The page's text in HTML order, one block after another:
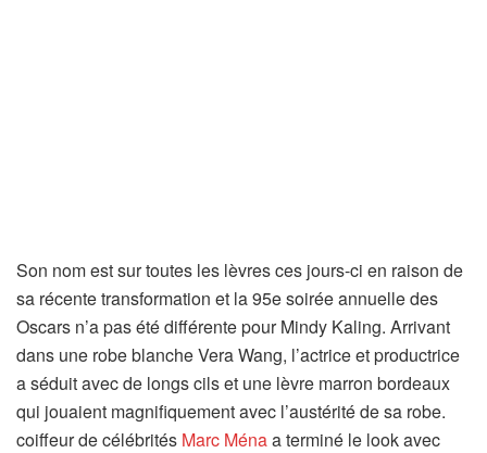
Son nom est sur toutes les lèvres ces jours-ci en raison de
sa récente transformation et la 95e soirée annuelle des
Oscars n’a pas été différente pour Mindy Kaling. Arrivant
dans une robe blanche Vera Wang, l’actrice et productrice
a séduit avec de longs cils et une lèvre marron bordeaux
qui jouaient magnifiquement avec l’austérité de sa robe.
coiffeur de célébrités Marc Ménaa terminé le look avec